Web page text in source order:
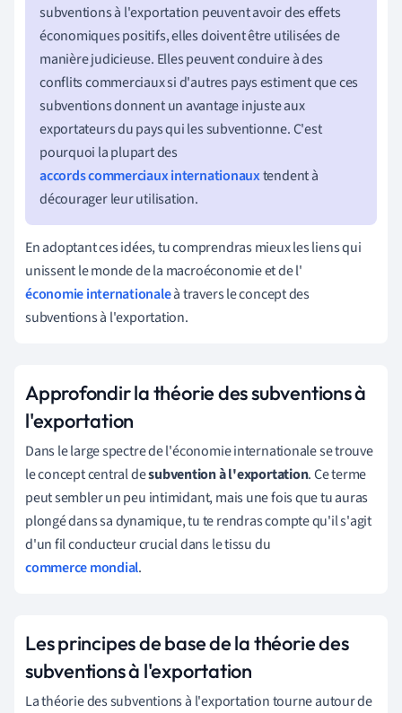
subventions à l'exportation peuvent avoir des effets
économiques positifs, elles doivent être utilisées de
manière judicieuse. Elles peuvent conduire à des
conflits commerciaux si d'autres pays estiment que ces
subventions donnent un avantage injuste aux
exportateurs du pays qui les subventionne. C'est
pourquoi la plupart des
accords commerciaux internationauxtendent à
décourager leur utilisation.
En adoptant ces idées, tu comprendras mieux les liens qui
unissent le monde de la macroéconomie et de l'
économie internationaleà travers le concept des
subventions à l'exportation.
Approfondir la théorie des subventions à
l'exportation
Dans le large spectre de l'économie internationale se trouve
le concept central desubvention à l'exportation. Ce terme
peut sembler un peu intimidant, mais une fois que tu auras
plongé dans sa dynamique, tu te rendras compte qu'il s'agit
d'un fil conducteur crucial dans le tissu du
commerce mondial.
Les principes de base de la théorie des
subventions à l'exportation
La théorie des subventions à l'exportation tourne autour de